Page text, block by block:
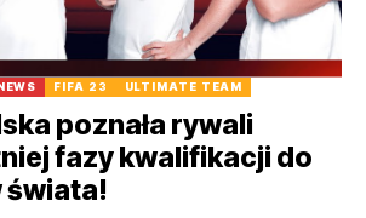
FIFA 23 ULTIMATE TEAM
poznała rywali
fazy kwalifikacji do